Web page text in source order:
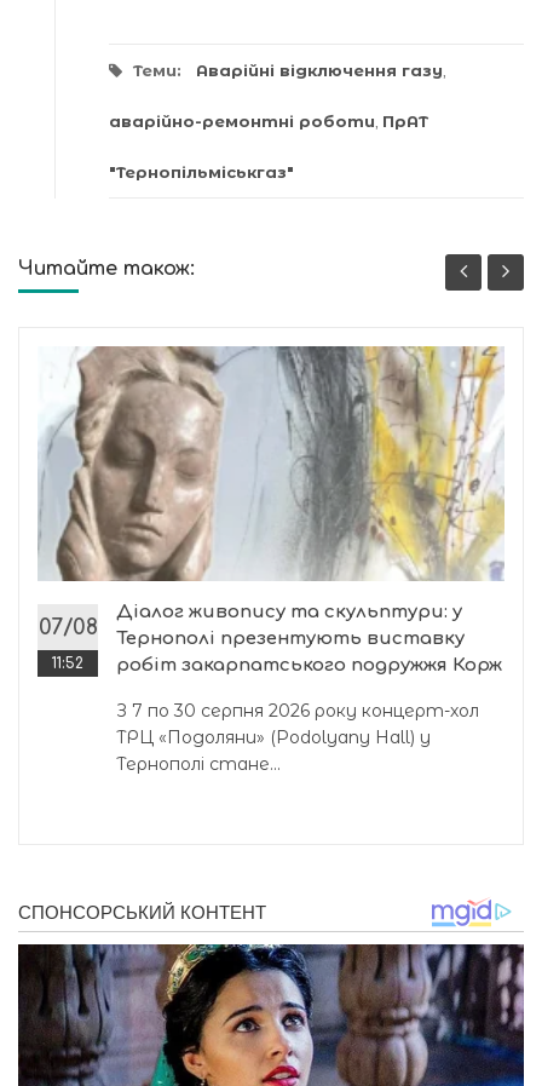
Теми: Аварійні відключення газу
аварійно-ремонтні роботи ПрАТ
"Тернопільміськгаз"
Читайте також:
07/08
11:52
Діалог живопису та скульптури: у
Тернополі презентують виставку
робіт закарпатського подружжя Корж
З 7 по 30 серпня 2026 року концерт-хол
ТРЦ «Подоляни» (Podolyany Hall) у
Тернополі стане...